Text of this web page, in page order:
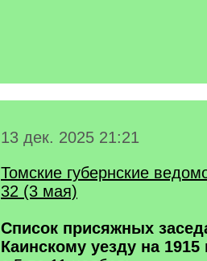
13 дек. 2025 21:21
Томские губернские
32 (3 мая)
Список присяжных
Каинскому уезду на 1915